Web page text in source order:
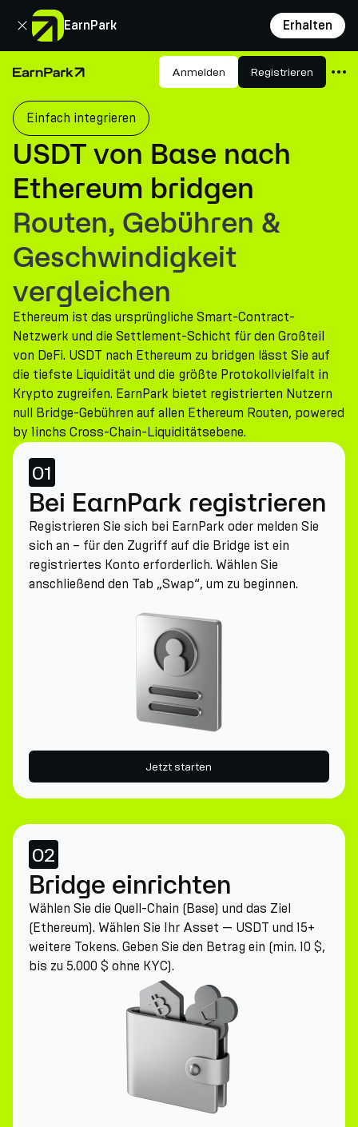
EarnPark Erhalten
Schließen
Startseite Anmelden Registrieren
Produkte
Märkte
Rechner
PARK Token
Ressourcen
Unternehmen
Einfach integrieren
USDT von Base nach
Ethereum bridgen
Routen, Gebühren &
Geschwindigkeit
vergleichen
Ethereum ist das ursprüngliche Smart-Contract-
Netzwerk und die Settlement-Schicht für den Großteil
von DeFi. USDT nach Ethereum zu bridgen lässt Sie auf
die tiefste Liquidität und die größte Protokollvielfalt in
Krypto zugreifen. EarnPark bietet registrierten Nutzern
null Bridge-Gebühren auf allen Ethereum Routen, powered
by 1inchs Cross-Chain-Liquiditätsebene.
01
Bei EarnPark registrieren
Registrieren Sie sich bei EarnPark oder melden Sie
sich an – für den Zugriff auf die Bridge ist ein
registriertes Konto erforderlich. Wählen Sie
anschließend den Tab „Swap“, um zu beginnen.
Jetzt starten
02
Bridge einrichten
Wählen Sie die Quell-Chain (Base) und das Ziel
(Ethereum). Wählen Sie Ihr Asset — USDT und 15+
weitere Tokens. Geben Sie den Betrag ein (min. 10 $,
bis zu 5.000 $ ohne KYC).